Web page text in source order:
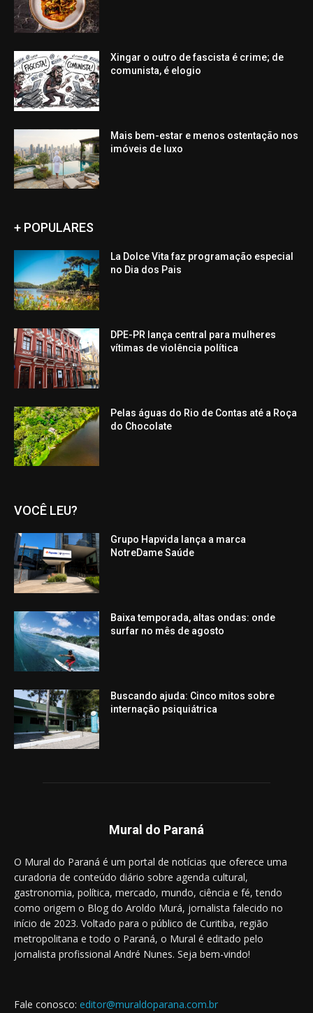
Xingar o outro de fascista é crime; de
comunista, é elogio
Mais bem-estar e menos ostentação nos
imóveis de luxo
+ POPULARES
La Dolce Vita faz programação especial
no Dia dos Pais
DPE-PR lança central para mulheres
vítimas de violência política
Pelas águas do Rio de Contas até a Roça
do Chocolate
VOCÊ LEU?
Grupo Hapvida lança a marca
NotreDame Saúde
Baixa temporada, altas ondas: onde
surfar no mês de agosto
Buscando ajuda: Cinco mitos sobre
internação psiquiátrica
Mural do Paraná
O Mural do Paraná é um portal de notícias que oferece uma
curadoria de conteúdo diário sobre agenda cultural,
gastronomia, política, mercado, mundo, ciência e fé, tendo
como origem o Blog do Aroldo Murá, jornalista falecido no
início de 2023. Voltado para o público de Curitiba, região
metropolitana e todo o Paraná, o Mural é editado pelo
jornalista profissional André Nunes. Seja bem-vindo!
Fale conosco: editor@muraldoparana.com.br